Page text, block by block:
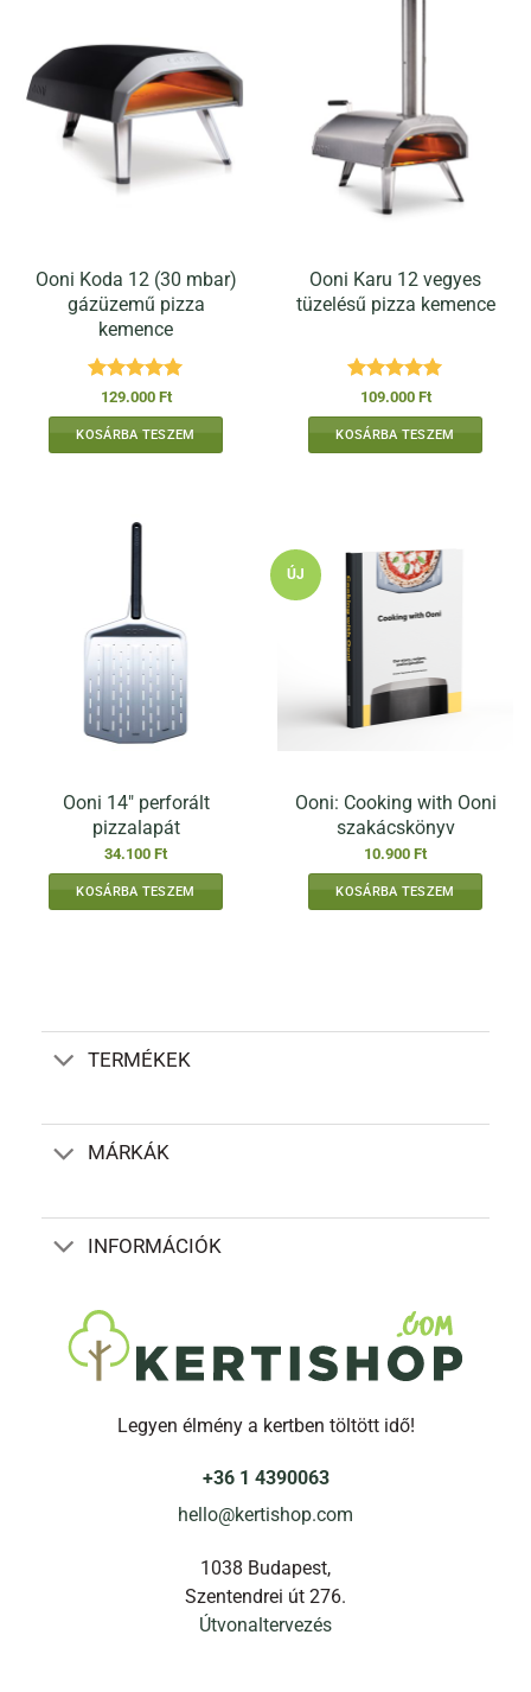
Ooni Koda 12 (30 mbar)
gázüzemű pizza
kemence
Értékelés:5
/ 5
129.000 Ft
KOSÁRBA TESZEM
Ooni Karu 12 vegyes
tüzelésű pizza kemence
Értékelés:5
/ 5
109.000 Ft
KOSÁRBA TESZEM
Ooni 14″ perforált
pizzalapát
34.100 Ft
KOSÁRBA TESZEM
ÚJ
Ooni: Cooking with Ooni
szakácskönyv
10.900 Ft
KOSÁRBA TESZEM
TERMÉKEK
MÁRKÁK
INFORMÁCIÓK
Legyen élmény a kertben töltött idő!
+36 1 4390063
hello@kertishop.com
1038 Budapest,
Szentendrei út 276.
Útvonaltervezés